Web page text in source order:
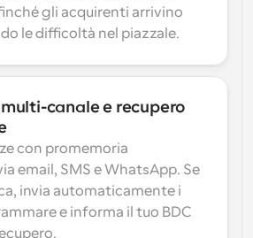
gli acquirenti arrivino
le difficoltà nel piazzale.
canale e recupero
con promemoria
email, SMS e WhatsApp. Se
invia automaticamente i
e informa il tuo BDC